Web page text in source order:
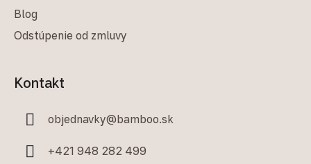
Blog
Odstúpenie od zmluvy
Kontakt
objednavky@bamboo.sk
+421 948 282 499